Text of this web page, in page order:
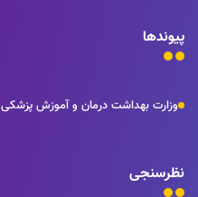
پیوندها
وزارت بهداشت درمان و آموزش پزشکی
نظرسنجی